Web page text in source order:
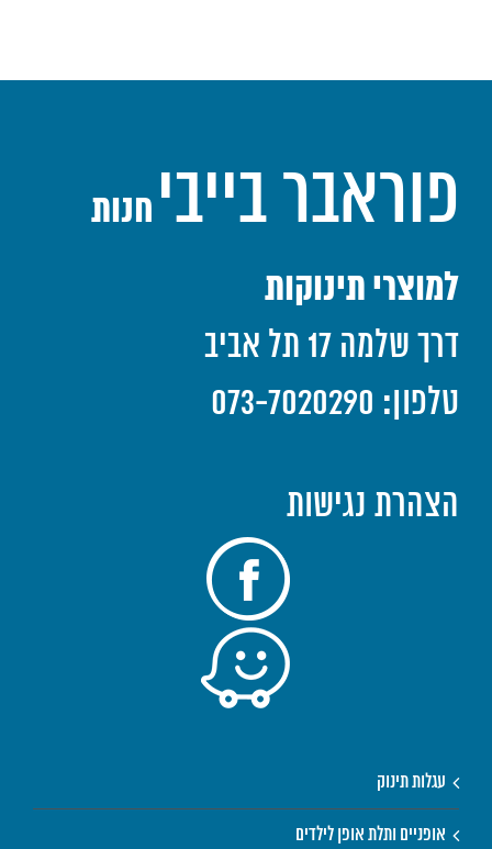
פוראבר בייבי חנות
למוצרי תינוקות
דרך שלמה 17 תל אביב
טלפון: 073-7020290
הצהרת נגישות
עגלות תינוק
אופניים ותלת אופן לילדים